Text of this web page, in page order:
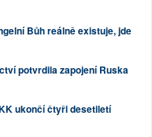
Bůh reálně existuje, jde
potvrdila zapojení Ruska
ukončí čtyři desetiletí